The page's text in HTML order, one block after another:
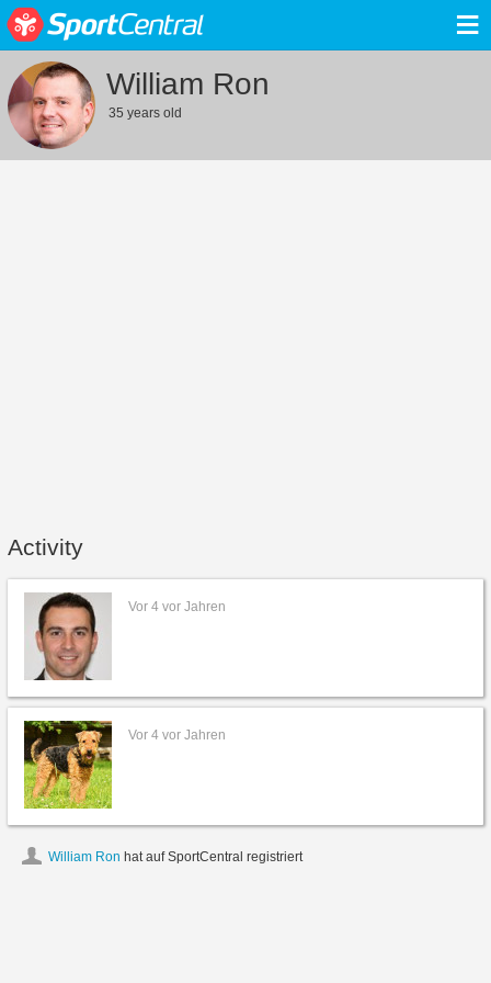
≡
William Ron
35 years old
Activity
Vor 4 vor Jahren
Vor 4 vor Jahren
William Ron hat auf SportCentral registriert